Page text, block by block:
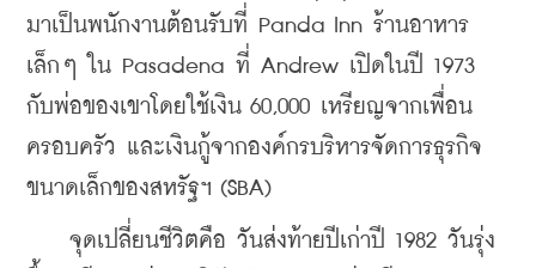
มาเป็นพนักงานต้อนรับที่ Panda Inn ร้านอาหาร
เล็กๆ ใน Pasadena ที่ Andrew เปิดในปี 1973
กับพ่อของเขาโดยใช้เงิน 60,000 เหรียญจากเพื่อน
ครอบครัว และเงินกู้จากองค์กรบริหารจัดการธุรกิจ
ขนาดเล็กของสหรัฐฯ (SBA)
จุดเปลี่ยนชีวิตคือ วันส่งท้ายปีเก่าปี 1982 วันรุ่ง